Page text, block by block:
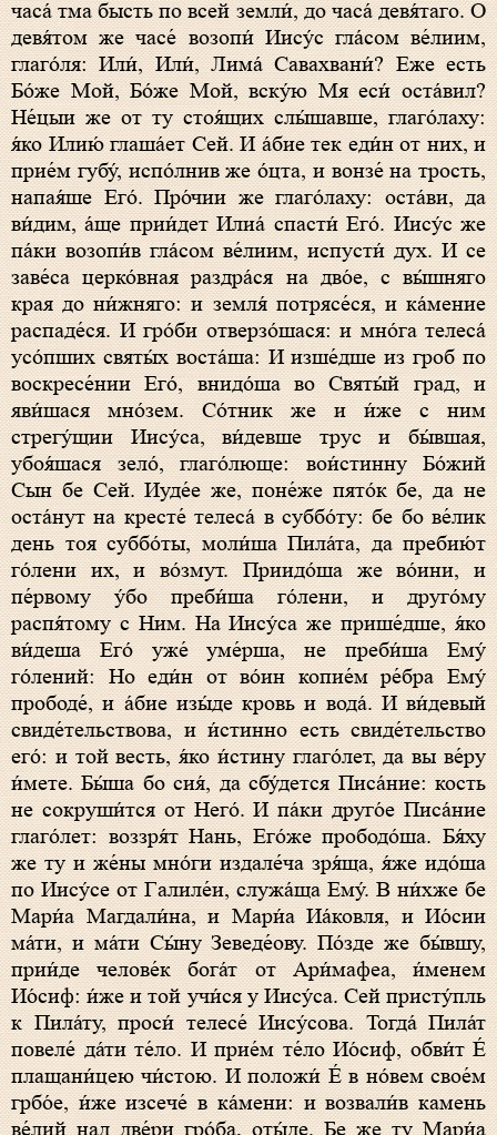
часа́ тма бысть по всей земли́, до часа́ девя́таго. О
девя́том же часе́ возопи́ Иису́с гла́сом ве́лиим,
глаго́ля: Или́, Или́, Лима́ Савахвани́? Еже есть
Бо́же Мой, Бо́же Мой, вску́ю Мя еси́ оста́вил?
Не́цыи же от ту стоя́щих слы́шавше, глаго́лаху:
я́ко Илию́ глаша́ет Сей. И а́бие тек еди́н от них, и
прие́м губу́, испо́лнив же о́цта, и вонзе́ на трость,
напая́ше Его́. Про́чии же глаго́лаху: оста́ви, да
ви́дим, а́ще прии́дет Илиа́ спасти́ Его́. Иису́с же
па́ки возопи́в гла́сом ве́лиим, испусти́ дух. И се
заве́са церко́вная раздра́ся на дво́е, с вы́шняго
края до ни́жняго: и земля́ потрясе́ся, и ка́мение
распаде́ся. И гро́би отверзо́шася: и мно́га телеса́
усо́пших святы́х воста́ша: И изше́дше из гроб по
воскресе́нии Его́, внидо́ша во Святы́й град, и
яви́шася мно́зем. Со́тник же и и́же с ним
стрегу́щии Иису́са, ви́девше трус и бы́вшая,
убоя́шася зело́, глаго́люще: вои́стинну Бо́жий
Сын бе Сей. Иуде́е же, поне́же пято́к бе, да не
оста́нут на кресте́ телеса́ в суббо́ту: бе бо ве́лик
день тоя суббо́ты, моли́ша Пила́та, да пребию́т
го́лени их, и во́змут. Приидо́ша же во́ини, и
пе́рвому у́бо преби́ша го́лени, и друго́му
распя́тому с Ним. На Иису́са же прише́дше, я́ко
ви́деша Его́ уже́ уме́рша, не преби́ша Ему́
го́лений: Но еди́н от во́ин копие́м ре́бра Ему́
прободе́, и а́бие изы́де кровь и вода́. И ви́девый
свиде́тельствова, и и́стинно есть свиде́тельство
его́: и той весть, я́ко и́стину глаго́лет, да вы ве́ру
и́мете. Бы́ша бо сия́, да сбу́дется Писа́ние: кость
не сокруши́тся от Него́. И па́ки друго́е Писа́ние
глаго́лет: воззря́т Нань, Его́же прободо́ша. Бя́ху
же ту и же́ны мно́ги издале́ча зря́ща, я́же идо́ша
по Иису́се от Галиле́и, служа́ща Ему́. В ни́хже бе
Мари́а Магдали́на, и Мари́а Иа́ковля, и Ио́сии
ма́ти, и ма́ти Сы́ну Зеведе́ову. По́зде же бы́вшу,
прии́де челове́к бога́т от Ари́мафеа, и́менем
Ио́сиф: и́же и той учи́ся у Иису́са. Сей присту́пль
к Пила́ту, проси́ телесе́ Иису́сова. Тогда́ Пила́т
повеле́ да́ти те́ло. И прие́м те́ло Ио́сиф, обви́т Е́
плащани́цею чи́стою. И положи́ Е́ в но́вем свое́м
грбо́е, и́же изсече́ в ка́мени: и возвали́в камень
ве́лий над две́ри гро́ба, оты́де. Бе же ту Мари́а